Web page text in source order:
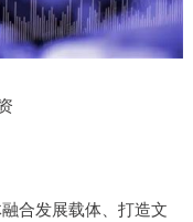
合发展载体、打造文